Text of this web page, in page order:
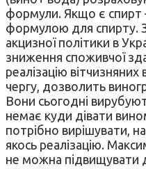
формули. Якщо є спирт
формулою для спирту.
акцизної політики в
зниження споживчої
реалізацію
чергу, дозволить
Вони сьогодні
немає куди дівати
потрібно вирішувати,
якось реалізацію.
не можна підвищувати